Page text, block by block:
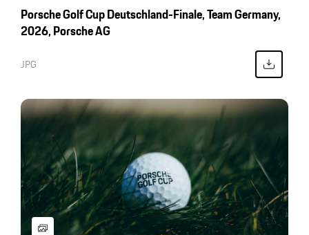
Porsche Golf Cup Deutschland-Finale, Team Germany,
2026, Porsche AG
JPG